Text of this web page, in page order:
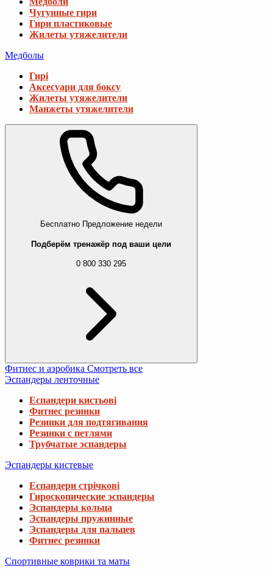
Чугунные гири
Гири пластиковые
Жилеты утяжелители
Медболы
Гирі
Аксесуари для боксу
Жилеты утяжелители
Манжеты утяжелители
Бесплатно Предложение недели
Подберём тренажёр под ваши цели
0 800 330 295
Фитнес и аэробика Смотреть все
Эспандеры ленточные
Еспандери кистьові
Фитнес резинки
Резинки для подтягивания
Резинки с петлями
Трубчатые эспандеры
Эспандеры кистевые
Еспандери стрічкові
Гироскопические эспандеры
Эспандеры кольца
Эспандеры пружинные
Эспандеры для пальцев
Фитнес резинки
Спортивные коврики та маты